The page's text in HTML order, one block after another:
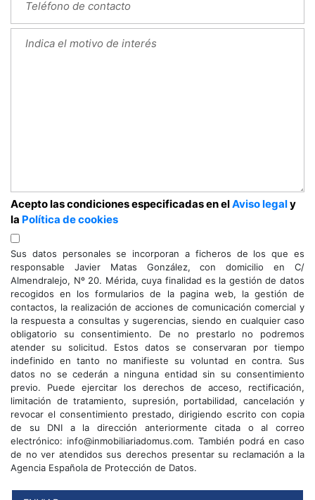
Acepto las condiciones especificadas en elAviso legaly
la Política de cookies
Sus datos personales se incorporan a ficheros de los que es
responsable Javier Matas González, con domicilio en C/
Almendralejo, Nº 20. Mérida, cuya finalidad es la gestión de datos
recogidos en los formularios de la pagina web, la gestión de
contactos, la realización de acciones de comunicación comercial y
la respuesta a consultas y sugerencias, siendo en cualquier caso
obligatorio su consentimiento. De no prestarlo no podremos
atender su solicitud. Estos datos se conservaran por tiempo
indefinido en tanto no manifieste su voluntad en contra. Sus
datos no se cederán a ninguna entidad sin su consentimiento
previo. Puede ejercitar los derechos de acceso, rectificación,
limitación de tratamiento, supresión, portabilidad, cancelación y
revocar el consentimiento prestado, dirigiendo escrito con copia
de su DNI a la dirección anteriormente citada o al correo
electrónico: info@inmobiliariadomus.com. También podrá en caso
de no ver atendidos sus derechos presentar su reclamación a la
Agencia Española de Protección de Datos.